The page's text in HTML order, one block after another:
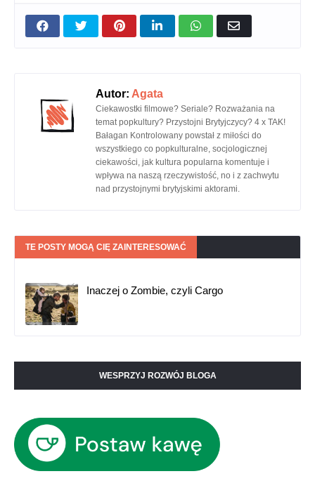
Autor: Agata
Ciekawostki filmowe? Seriale? Rozważania na
temat popkultury? Przystojni Brytyjczycy? 4 x TAK!
Bałagan Kontrolowany powstał z miłości do
wszystkiego co popkulturalne, socjologicznej
ciekawości, jak kultura popularna komentuje i
wpływa na naszą rzeczywistość, no i z zachwytu
nad przystojnymi brytyjskimi aktorami.
TE POSTY MOGĄ CIĘ ZAINTERESOWAĆ
Inaczej o Zombie, czyli Cargo
WESPRZYJ ROZWÓJ BLOGA